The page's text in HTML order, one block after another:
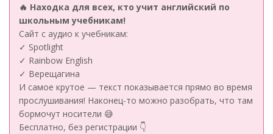
🔥 Находка для всех, кто учит английский по
школьным учебникам!
Сайт с аудио к учебникам:
✓ Spotlight
✓ Rainbow English
✓ Верещагина
И самое крутое — текст показывается прямо во время
прослушивания! Наконец-то можно разобрать, что там
бормочут носители 😅
Бесплатно, без регистрации 👇